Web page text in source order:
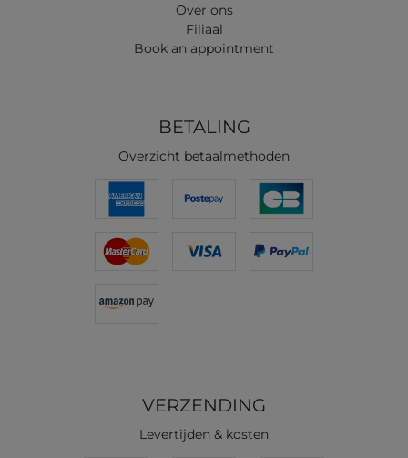
Over ons
Filiaal
Book an appointment
BETALING
Overzicht betaalmethoden
VERZENDING
Levertijden & kosten